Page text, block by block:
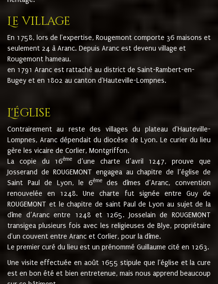
Le village
En 1758, lors de l'expertise, Rougemont comporte 36 maisons et
seulement 24 à Aranc. Depuis Aranc est devenu village et
Rougemont hameau.
en 1791 Aranc est rattaché au district de Saint-Rambert-en-
Bugey et en 1802 au canton d'Hauteville-Lompnes.
L'église
Contrairement au reste des villages du plateau d'Hauteville-
Lompnes, Aranc dépendait du diocèse de Lyon. Le curier du lieu
gère les vicaire de Corlier, Montgriffon.
La copie du 16ème
d’une charte d’avril 1247, prouve que
Josserand de ROUGEMONT engagea au chapitre de l’église de
Saint Paul de Lyon, le 6èmedes dîmes d’Aranc, convention
renouvelée en 1248. Une charte fut signée entre Guy de
ROUGEMONT et le chapitre de saint Paul de Lyon au sujet de la
dîme d’Aranc entre 1248 et 1265. Josselain de ROUGEMONT
transigea plusieurs fois avec les religieuses de Blye, propriétaire
d'un couvent entre Aranc et Corlier, pour la dîme.
Le premier curé du lieu est un prénommé Guillaume cité en 1263.
Une visite effectuée en août 1655 stipule que l'église et la cure
est en bon été et bien entretenue, mais nous apprend beaucoup